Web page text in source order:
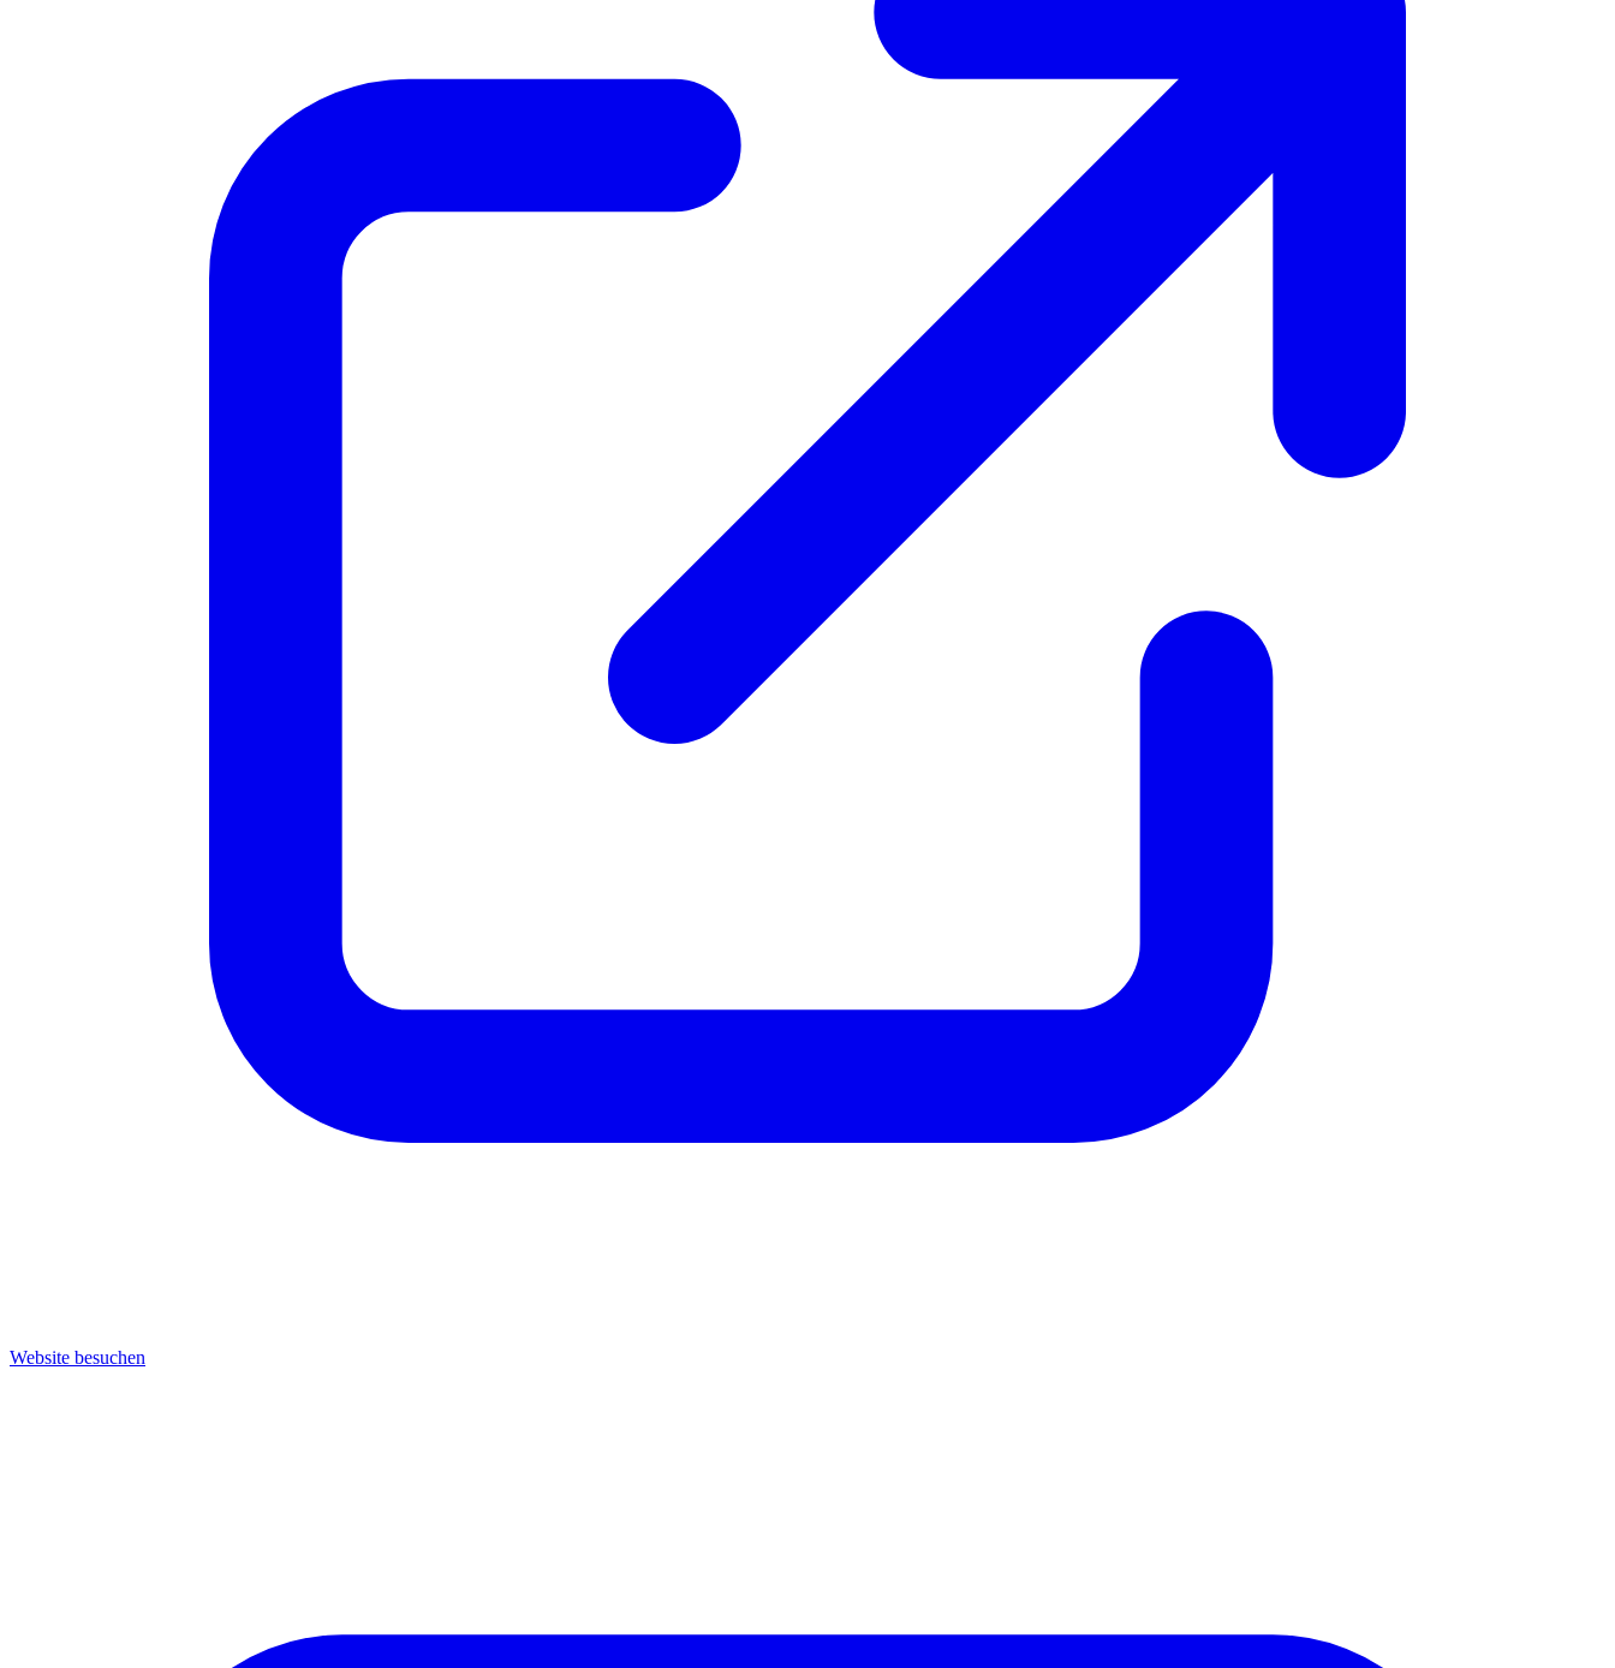
Website besuchen